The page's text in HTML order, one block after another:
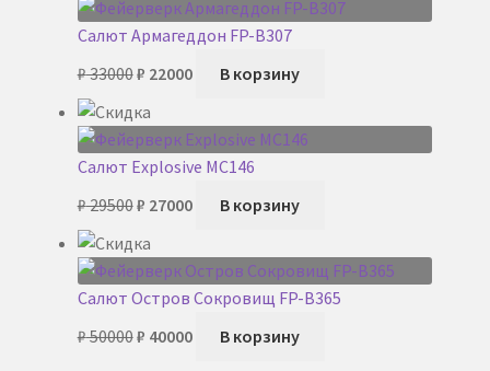
Салют Армагеддон FP-B307
₽33000
составляла
₽ 33000.
₽ 22000 В корзину
Салют Explosive MC146
₽29500
составляла
₽ 29500.
₽ 27000 В корзину
Салют Остров Сокровищ FP-B365
₽50000₽ 40000 В корзину